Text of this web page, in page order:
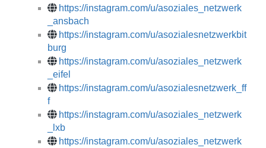
https://instagram.com/u/asoziales_netzwerk
_ansbach
https://instagram.com/u/asozialesnetzwerkbit
burg
https://instagram.com/u/asoziales_netzwerk
_eifel
https://instagram.com/u/asozialesnetzwerk_ff
f
https://instagram.com/u/asoziales_netzwerk
_lxb
https://instagram.com/u/asoziales_netzwerk